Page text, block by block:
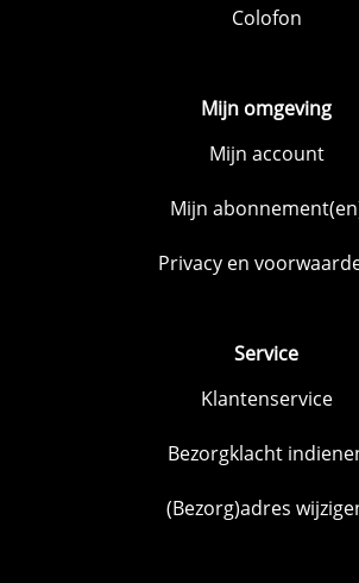
Colofon
Mijn omgeving
Mijn account
Mijn
Privacy en
Service
Klantenservice
Bezorgklacht
(Bezorg)adres